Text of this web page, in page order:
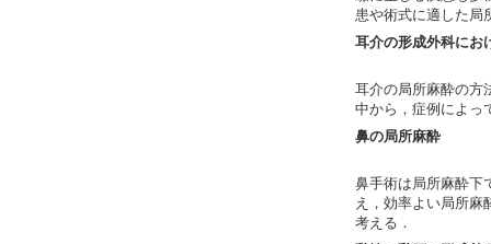
患や術式に適した局
耳介の形成外科にお
耳介の局所麻酔の方
中から，症例によっ
鼻の局所麻酔
鼻手術は局所麻酔下
え，効率よい局所麻
考える．